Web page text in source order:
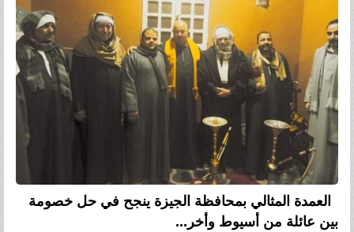
العمدة المثالي بمحافظة الجيزة ينجح في حل خصومة
بين عائلة من أسيوط وأخر...